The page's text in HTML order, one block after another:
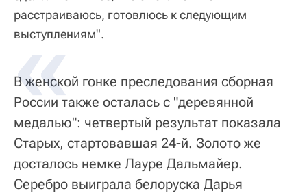
расстраиваюсь, готовлюсь к следующим
выступлениям".
В женской гонке преследования сборная
России также осталась с "деревянной
медалью": четвертый результат показала
Старых, стартовавшая 24-й. Золото же
досталось немке Лауре Дальмайер.
Серебро выиграла белоруска Дарья